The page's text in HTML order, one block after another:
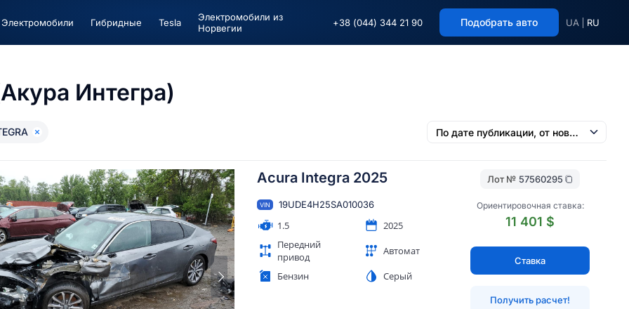
Электромобили Гибридные Tesla
Электромобили из
Норвегии
+38 (044) 344 21 90 Подобрать авто UA RU
Интегра)
Acura Integra 2025
VIN 19UDE4H25SA010036
1.5
2025
Передний
привод
Автомат
Бензин
Серый
Лот № 57560295
Ориентировочная ставка:
11 401 $
Ставка
Получить расчет!